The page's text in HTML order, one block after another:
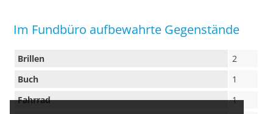
Im Fundbüro aufbewahrte Gegenstände
Brillen
2
Buch
1
Fahrrad
1